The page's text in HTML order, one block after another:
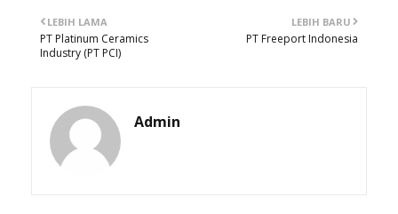
LEBIH BARU
PT Freeport Indonesia
LEBIH LAMA
PT Platinum Ceramics
Industry (PT PCI)
Admin